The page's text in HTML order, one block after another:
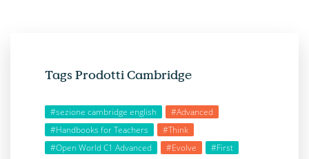
Tags Prodotti Cambridge
#sezione cambridge english
#Advanced
#Handbooks for Teachers
#Think
#Open World C1 Advanced
#Evolve
#First